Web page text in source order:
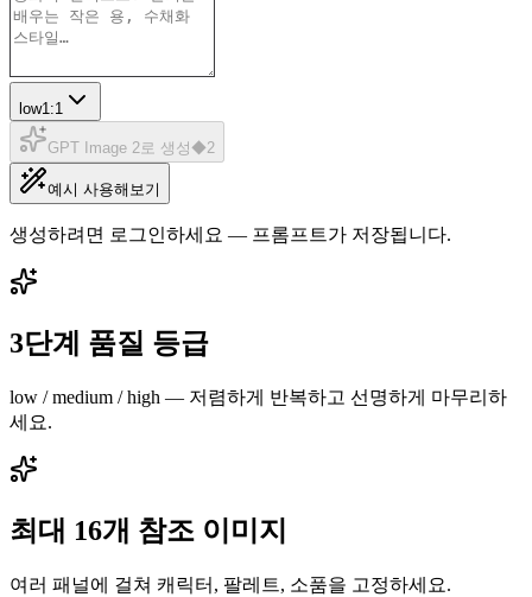
low1:1
GPT Image 2로 생성 ◆2
예시 사용해보기
생성하려면 로그인하세요 — 프롬프트가 저장됩니다.
3단계 품질 등급
low / medium / high — 저렴하게 반복하고 선명하게 마무리하
세요.
최대 16개 참조 이미지
여러 패널에 걸쳐 캐릭터, 팔레트, 소품을 고정하세요.